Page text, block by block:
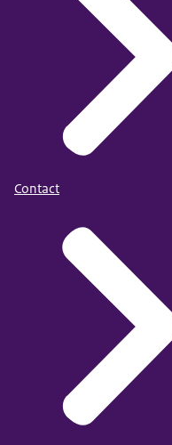
Contact